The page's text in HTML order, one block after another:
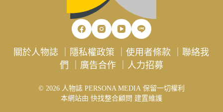
關於人物誌 隱私權政策 ｜使用者條款 ｜聯絡我
們
廣告合作｜ 人力招募
© 2026 人物誌 PERSONA MEDIA 保留一切權利
本網站由 快找整合顧問 建置維護